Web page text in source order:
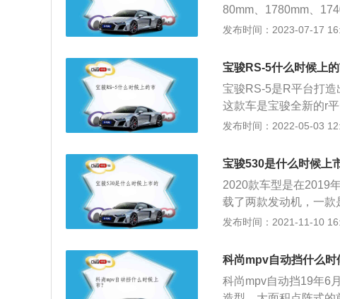
80mm、1780mm、
门7座。宝骏730搭载
m，其前悬挂使用了麦
发布时间：2023-07-17
宝骏RS-5什么时候上
宝骏RS-5是R平台打造
这款车是宝骏全新的r
毫米。外观方面，前脸
-5搭载的是1.5t涡轮增
箱，动力这强大。
发布时间：2022-05-03
宝骏530是什么时候上
2020款车型是在2019
载了两款发动机，一款
机。1.5升涡轮增压发
矩。这款发动机搭载了
款发动机匹配的是6速
101kw，最大扭矩为
发布时间：2021-11-10
科尚mpv自动挡什么时
科尚mpv自动挡19年6